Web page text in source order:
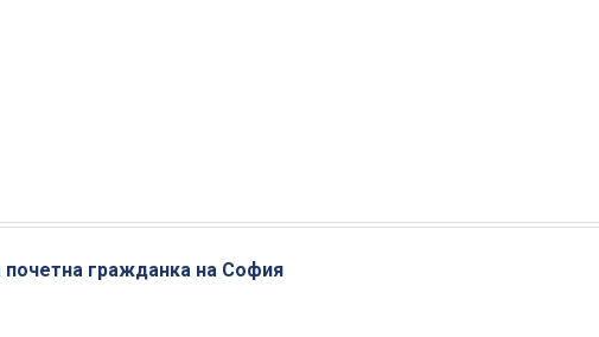
почетна гражданка на София